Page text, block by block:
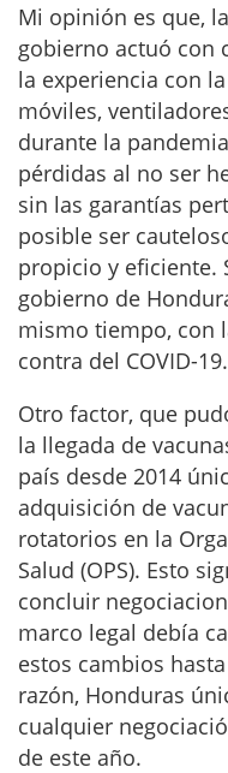
Mi opinión es que,
gobierno actuó con
la experiencia con
móviles,
durante la
pérdidas al no ser
sin las garantías
posible ser
propicio y eficiente.
gobierno de
mismo tiempo, con
contra del COVID-19.
Otro factor, que
la llegada de
país desde 2014
adquisición de
rotatorios en la
Salud (OPS). Esto
concluir
marco legal debía
estos cambios
razón, Honduras
cualquier
de este año.